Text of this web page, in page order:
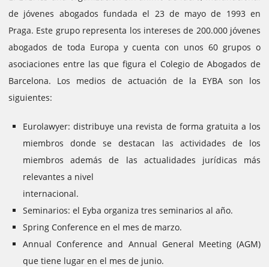
de jóvenes abogados fundada el 23 de mayo de 1993 en
Praga. Este grupo representa los intereses de 200.000 jóvenes
abogados de toda Europa y cuenta con unos 60 grupos o
asociaciones entre las que figura el Colegio de Abogados de
Barcelona. Los medios de actuación de la EYBA son los
siguientes:
Eurolawyer: distribuye una revista de forma gratuita a los
miembros donde se destacan las actividades de los
miembros además de las actualidades jurídicas más
relevantes a nivel
internacional.
Seminarios: el Eyba organiza tres seminarios al año.
Spring Conference en el mes de marzo.
Annual Conference and Annual General Meeting (AGM)
que tiene lugar en el mes de junio.